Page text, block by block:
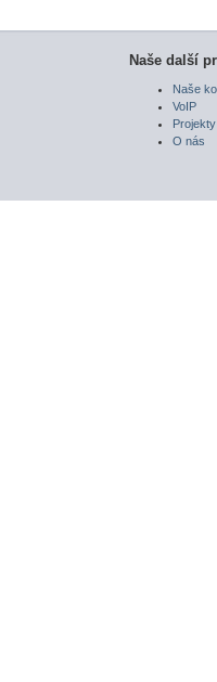
Naše další
Naše
VoIP
Projekty
O nás